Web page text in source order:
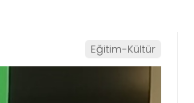
Eğitim-Kültür